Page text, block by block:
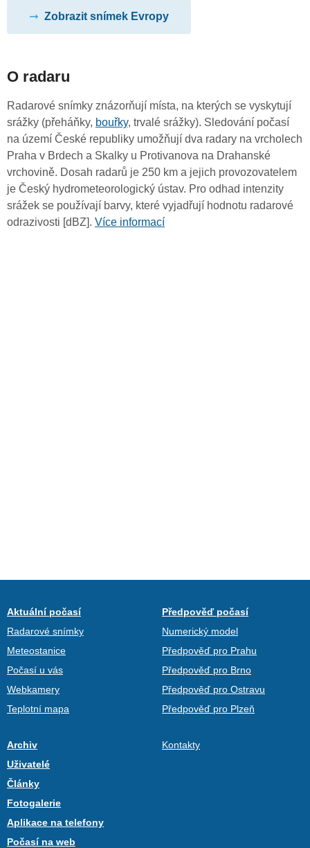
Zobrazit snímek Evropy
O radaru
Radarové snímky znázorňují místa, na kterých se vyskytují
srážky (přeháňky, bouřky, trvalé srážky). Sledování počasí
na území České republiky umožňují dva radary na vrcholech
Praha v Brdech a Skalky u Protivanova na Drahanské
vrchovině. Dosah radarů je 250 km a jejich provozovatelem
je Český hydrometeorologický ústav. Pro odhad intenzity
srážek se používají barvy, které vyjadřují hodnotu radarové
odrazivosti [dBZ]. Více informací
Aktuální počasí
Radarové snímky
Meteostanice
Počasí u vás
Webkamery
Teplotní mapa
Předpověď počasí
Numerický model
Předpověď pro Prahu
Předpověď pro Brno
Předpověď pro Ostravu
Předpověď pro Plzeň
Archiv
Uživatelé
Články
Fotogalerie
Aplikace na telefony
Počasí na web
Kontakty